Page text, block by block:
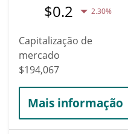
$0.2 2.30%
Capitalização de
mercado
$194,067
Mais informação